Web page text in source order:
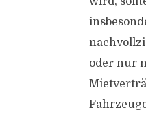
oder nur